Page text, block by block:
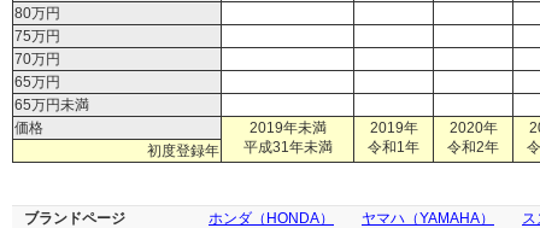
80万円
75万円
70万円
65万円
65万円未満
価格
2019年未満
平成31年未満
2019年
令和1年
2020年
令和2年
初度登録年
ブランドページ ホンダ（HONDA） ヤマハ（YAMAHA）
ス